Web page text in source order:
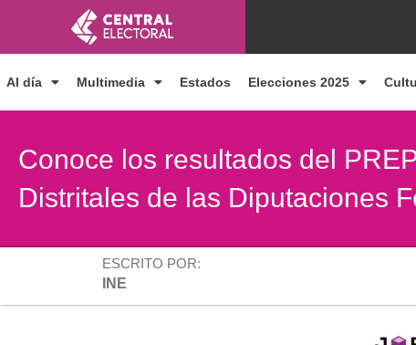
contenido
Al día Multimedia Estados Elecciones 2025
Conoce los resultados del
Distritales de las Diputaciones
ESCRITO POR:
INE